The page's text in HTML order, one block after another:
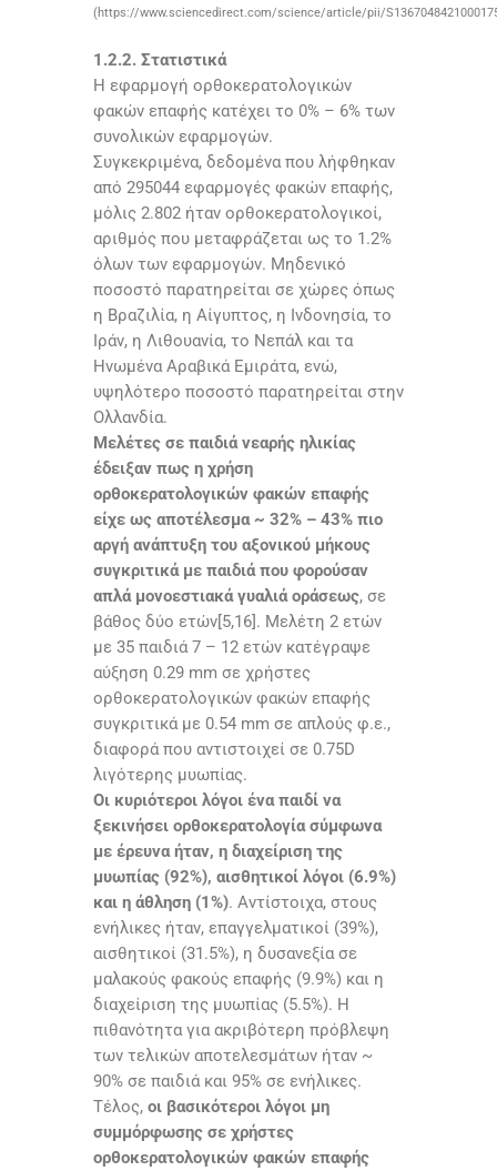
(https://www.sciencedirect.com/science/article/pii/
1.2.2. Στατιστικά
Η εφαρμογή ορθοκερατολογικών
φακών επαφής κατέχει το 0% – 6% των
συνολικών εφαρμογών.
Συγκεκριμένα, δεδομένα που λήφθηκαν
από 295044 εφαρμογές φακών επαφής,
μόλις 2.802 ήταν ορθοκερατολογικοί,
αριθμός που μεταφράζεται ως το 1.2%
όλων των εφαρμογών. Μηδενικό
ποσοστό παρατηρείται σε χώρες όπως
η Βραζιλία, η Αίγυπτος, η Ινδονησία, το
Ιράν, η Λιθουανία, το Νεπάλ και τα
Ηνωμένα Αραβικά Εμιράτα, ενώ,
υψηλότερο ποσοστό παρατηρείται στην
Ολλανδία.
Μελέτες σε παιδιά νεαρής ηλικίας
έδειξαν πως η χρήση
ορθοκερατολογικών φακών επαφής
είχε ως αποτέλεσμα ~ 32% – 43% πιο
αργή ανάπτυξη του αξονικού μήκους
συγκριτικά με παιδιά που φορούσαν
απλά μονοεστιακά γυαλιά οράσεως, σε
βάθος δύο ετών[5,16]. Μελέτη 2 ετών
με 35 παιδιά 7 – 12 ετών κατέγραψε
αύξηση 0.29 mm σε χρήστες
ορθοκερατολογικών φακών επαφής
συγκριτικά με 0.54 mm σε απλούς φ.ε.,
διαφορά που αντιστοιχεί σε 0.75D
λιγότερης μυωπίας.
Οι κυριότεροι λόγοι ένα παιδί να
ξεκινήσει ορθοκερατολογία σύμφωνα
με έρευνα ήταν, η διαχείριση της
μυωπίας (92%), αισθητικοί λόγοι (6.9%)
και η άθληση (1%). Αντίστοιχα, στους
ενήλικες ήταν, επαγγελματικοί (39%),
αισθητικοί (31.5%), η δυσανεξία σε
μαλακούς φακούς επαφής (9.9%) και η
διαχείριση της μυωπίας (5.5%). Η
πιθανότητα για ακριβότερη πρόβλεψη
των τελικών αποτελεσμάτων ήταν ~
90% σε παιδιά και 95% σε ενήλικες.
Τέλος, οι βασικότεροι λόγοι μη
συμμόρφωσης σε χρήστες
ορθοκερατολογικών φακών επαφής